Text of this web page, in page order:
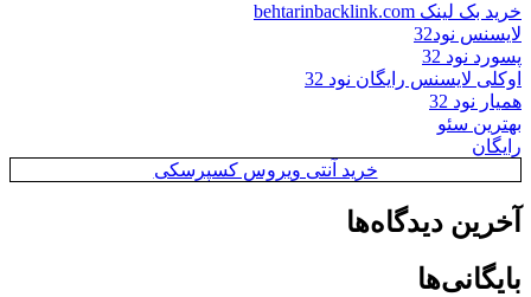
خرید بک لینک behtarinbacklink.com
لایسنس نود32
پسورد نود 32
اوکلی لایسنس رایگان نود 32
همیار نود 32
بهترین سئو
رایگان
خرید آنتی ویروس کسپرسکی
آخرین دیدگاه‌ها
بایگانی‌ها